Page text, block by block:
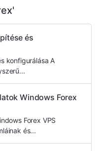
és
konfigurálása A
Windows Forex
Forex VPS
és...